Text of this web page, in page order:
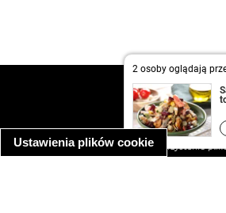
Ustawienia plików cookie
2 osoby oglądają
kontakt
regulamin
informacja o
informacja o wykorzystaniu